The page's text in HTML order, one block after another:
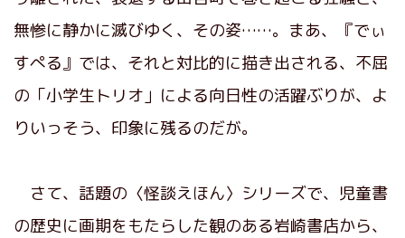
無惨に静かに滅びゆく、その姿……。まあ、『でぃ
すぺる』では、それと対比的に描き出される、不屈
の「小学生トリオ」による向日性の活躍ぶりが、よ
りいっそう、印象に残るのだが。
さて、話題の〈怪談えほん〉シリーズで、児童書
の歴史に画期をもたらした観のある岩崎書店から、